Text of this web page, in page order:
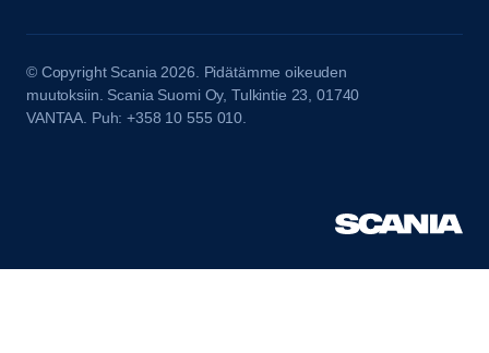
© Copyright Scania 2026. Pidätämme oikeuden
muutoksiin. Scania Suomi Oy, Tulkintie 23, 01740
VANTAA. Puh: +358 10 555 010.